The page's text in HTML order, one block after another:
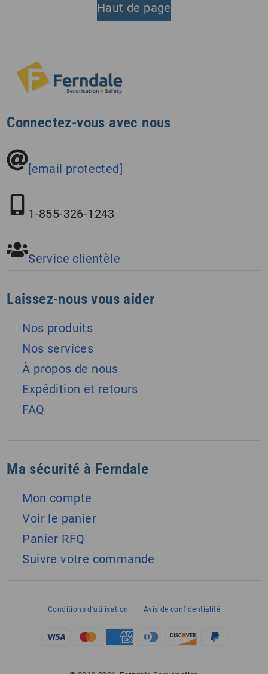
Haut de page
Connectez-vous avec nous
[email protected]
1-855-326-1243
Service clientèle
Laissez-nous vous aider
Nos produits
Nos services
À propos de nous
Expédition et retours
FAQ
Ma sécurité à Ferndale
Mon compte
Voir le panier
Panier RFQ
Suivre votre commande
Conditions d'utilisation Avis de confidentialité